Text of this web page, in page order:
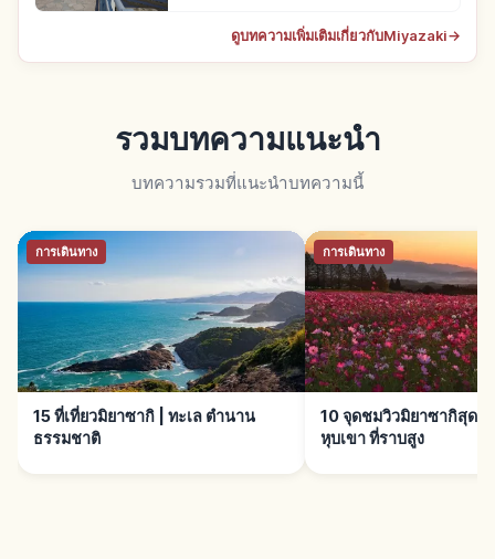
ดูบทความเพิ่มเติมเกี่ยวกับMiyazaki→
รวมบทความแนะนำ
บทความรวมที่แนะนำบทความนี้
การเดินทาง
15 ที่เที่ยวมิยาซากิ | ทะเล ตำนาน
ธรรมชาติ
การเดินทาง
10 จุดชมวิวมิยาซากิสุดปั
หุบเขา ที่ราบสูง